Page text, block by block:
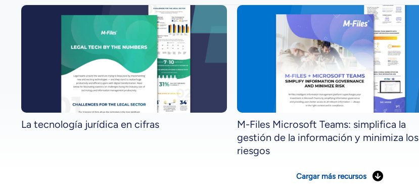
La tecnología jurídica en cifras
M-Files Microsoft Teams: simplifica la
gestión de la información y minimiza los
riesgos
Cargar más recursos